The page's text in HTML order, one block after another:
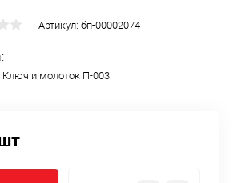
Артикул: бп-00002074
и молоток П-003